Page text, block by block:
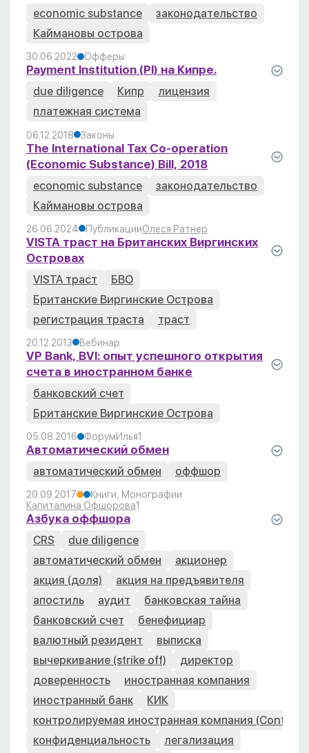
economic substance
законодательство
Каймановы острова
30.06.2022 Офферы
Payment Institution (PI) на Кипре.
due diligence Кипр
лицензия
платежная система
06.12.2018 Законы
The International Tax Co-operation
(Economic Substance) Bill, 2018
economic substance
законодательство
Каймановы острова
26.06.2024 ПубликацииОлеся Ратнер
VISTA траст на Британских Виргинских
Островах
VISTA траст
БВО
Британские Виргинские Острова
регистрация траста
траст
20.12.2013 Вебинар
VP Bank, BVI: опыт успешного открытия
счета в иностранном банке
банковский счет
Британские Виргинские Острова
05.08.2016 ФорумИлья1
Автоматический обмен
автоматический обмен оффшор
20.09.2017
Книги, Монографии
Капиталина Офшорова1
Азбука оффшора
CRS
due diligence
автоматический обмен
акционер
акция (доля)
акция на предъявителя
апостиль
аудит
банковская тайна
банковский счет
бенефициар
валютный резидент
выписка
вычеркивание (strike off)
директор
доверенность
иностранная компания
иностранный банк
КИК
контролируемая иностранная компания
конфиденциальность
легализация